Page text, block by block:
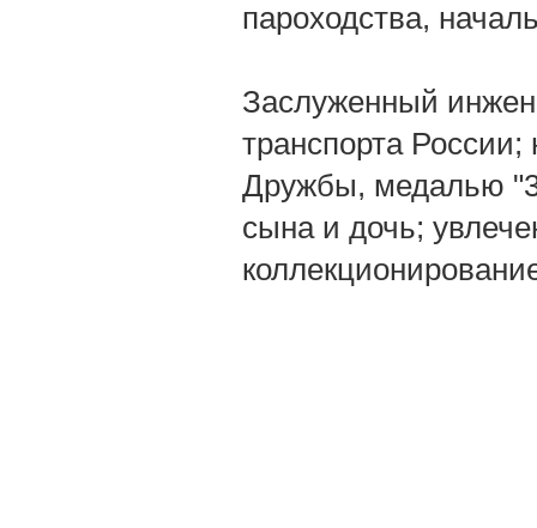
пароходства,
Заслуженный
транспорта
Дружбы, медалью
сына и дочь;